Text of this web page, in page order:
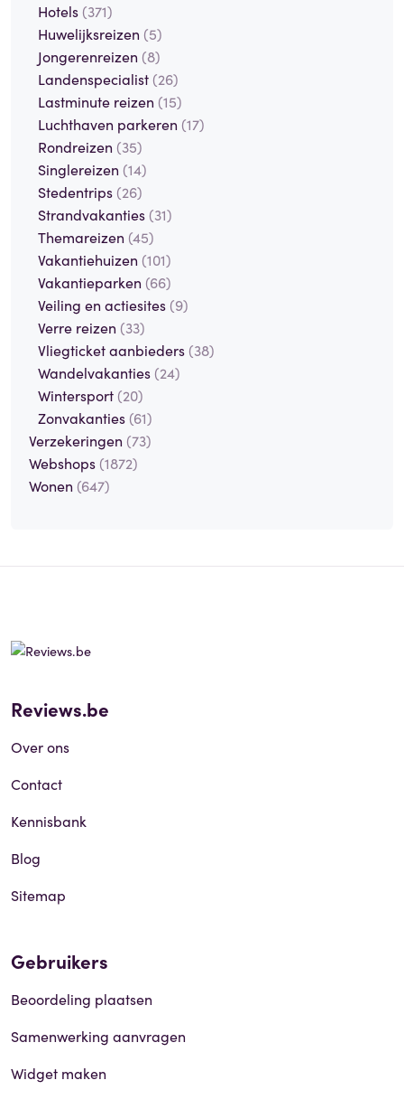
Hotels (371)
Huwelijksreizen (5)
Jongerenreizen (8)
Landenspecialist (26)
Lastminute reizen (15)
Luchthaven parkeren (17)
Rondreizen (35)
Singlereizen (14)
Stedentrips (26)
Strandvakanties (31)
Themareizen (45)
Vakantiehuizen (101)
Vakantieparken (66)
Veiling en actiesites (9)
Verre reizen (33)
Vliegticket aanbieders (38)
Wandelvakanties (24)
Wintersport (20)
Zonvakanties (61)
Verzekeringen (73)
Webshops (1872)
Wonen (647)
Reviews.be
Over ons
Contact
Kennisbank
Blog
Sitemap
Gebruikers
Beoordeling plaatsen
Samenwerking aanvragen
Widget maken